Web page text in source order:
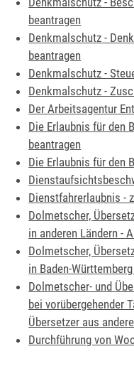
beantragen
Denkmalschutz -
beantragen
Denkmalschutz -
Denkmalschutz -
Der Arbeitsagentur
Die Erlaubnis für den
beantragen
Die Erlaubnis für den
Dienstfahrerlaubnis -
Dolmetscher,
in anderen Ländern -
Dolmetscher,
in Baden-
Dolmetscher- und
bei vorübergehender
Übersetzer aus
Durchführung von